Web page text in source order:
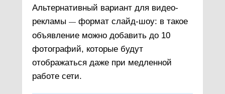
Альтернативный вариант для видео-
рекламы — формат слайд-шоу: в такое
объявление можно добавить до 10
фотографий, которые будут
отображаться даже при медленной
работе сети.